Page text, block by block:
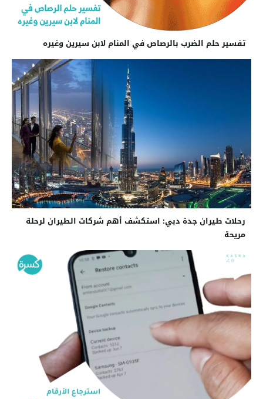
تفسير حلم الضرب بالرصاص في المنام لابن سيرين وغيره
رحلات طيران جدة دبي: استكشف أهم شركات الطيران لرحلة
مريحة